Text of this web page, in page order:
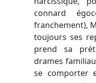
connard
franchement),
toujours ses
prend sa
drames
se comporter